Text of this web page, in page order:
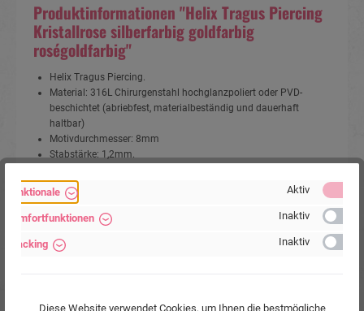
Produktinformationen "Helix Tragus Piercing
Kristallrose silberfarbig goldfarbig
roségoldfarbig"
Helix Tragus Piercing.
Material: 316L Chirurgenstahl hochglanzpoliert oder PVD-
beschichtet (abriebfest, materialbeständig und dauerhaft
haltbar)
Motivdurchmesser: 8mm
Stabstärke: 1,2mm.
Farbe: Silber,Goldfarbig, Roségoldfarbig.
Anwendungsbereich: Helix Tragus Ohr Piercing.
Verkaufseinheit:
Funktionale Aktiv
Komfortfunktionen Inaktiv
Tracking Inaktiv
Diese Website verwendet Cookies, um Ihnen die bestmögliche